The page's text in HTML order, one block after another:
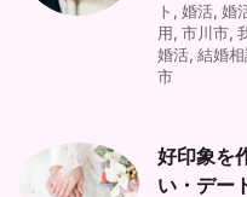
ト , 婚活, 婚
用, 市川市,
婚活, 結婚
市
好印象を
い・デー